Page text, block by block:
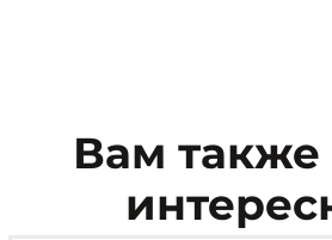
Вам также